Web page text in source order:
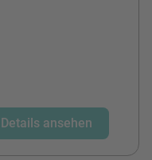
Details ansehen